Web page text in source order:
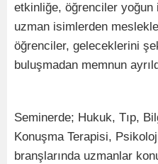
etkinliğe, öğrenciler yoğun
uzman isimlerden
öğrenciler, geleceklerini
buluşmadan memnun
Seminerde; Hukuk, Tıp,
Konuşma Terapisi,
branşlarında uzmanlar